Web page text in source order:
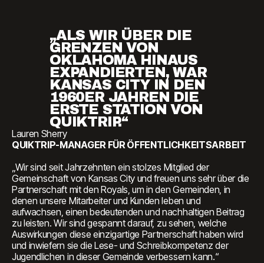
„ALS WIR ÜBER DIE
GRENZEN VON
OKLAHOMA HINAUS
EXPANDIERTEN, WAR
KANSAS CITY IN DEN
1960ER JAHREN DIE
ERSTE STATION VON
QUIKTRIP.“
Lauren Sherry
QUIKTRIP-MANAGER FÜR ÖFFENTLICHKEITSARBEIT
„Wir sind seit Jahrzehnten ein stolzes Mitglied der
Gemeinschaft von Kansas City und freuen uns sehr über die
Partnerschaft mit den Royals, um in den Gemeinden, in
denen unsere Mitarbeiter und Kunden leben und
aufwachsen, einen bedeutenden und nachhaltigen Beitrag
zu leisten. Wir sind gespannt darauf, zu sehen, welche
Auswirkungen diese einzigartige Partnerschaft haben wird
und inwiefern sie die Lese- und Schreibkompetenz der
Jugendlichen in dieser Gemeinde verbessern kann.“